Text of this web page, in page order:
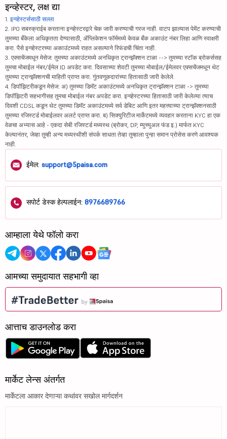
इन्व्हेस्टर, लक्ष द्या
1. इन्व्हेस्टर्ससाठी सल्ला
2. IPO सबस्क्राईब करताना इन्व्हेस्टरद्वारे चेक जारी करण्याची गरज नाही. वाटप झाल्यास पेमेंट करण्याची
तुमच्या बँकेला अधिकृतता देण्यासाठी, ॲप्लिकेशन फॉर्ममध्ये केवळ बँक अकाउंट नंबर लिहा आणि स्वाक्षरी
करा. पैसे इन्व्हेस्टरच्या अकाउंटमध्ये राहत असल्याने रिफंडची चिंता नाही.
3. एक्सचेंजमधून मेसेज: तुमच्या अकाउंटमध्ये अनधिकृत ट्रान्झॅक्शन टाळा --> तुमच्या स्टॉक ब्रोकर्ससह
तुमचा मोबाईल नंबर/ईमेल ID अपडेट करा. दिवसाच्या शेवटी तुमच्या मोबाईल/ईमेलवर एक्सचेंजमधून थेट
तुमच्या ट्रान्झॅक्शनची माहिती प्राप्त करा. गुंतवणूकदारांच्या हितासाठी जारी केलेले.
4. डिपॉझिटरीकडून मेसेज: अ) तुमच्या डिमॅट अकाउंटमध्ये अनधिकृत ट्रान्झॅक्शन टाळा -> तुमच्या
डिपॉझिटरी सहभागीसह तुमचा मोबाईल नंबर अपडेट करा. इन्व्हेस्टरच्या हितासाठी जारी केलेल्या त्याच
दिवशी CDSL कडून थेट तुमच्या डिमॅट अकाउंटमध्ये सर्व डेबिट आणि इतर महत्त्वाच्या ट्रान्झॅक्शनसाठी
तुमच्या रजिस्टर्ड मोबाईलवर अलर्ट प्राप्त करा. ब) सिक्युरिटीज मार्केटमध्ये व्यवहार करताना KYC हा एक
वेळचा अभ्यास आहे - एकदा सेबी रजिस्टर्ड मध्यस्थ (ब्रोकर, DP, म्युच्युअल फंड इ.) मार्फत KYC
केल्यानंतर, जेव्हा तुम्ही अन्य मध्यस्थीशी संपर्क साधता तेव्हा तुम्हाला पुन्हा समान प्रोसेस करणे आवश्यक
नाही.
ईमेल: support@5paisa.com
सपोर्ट डेस्क हेल्पलाईन: 8976689766
आम्हाला येथे फॉलो करा
आमच्या समुदायात सहभागी व्हा
आत्ताच डाउनलोड करा
मार्केट लेन्स अंतर्गत
मार्केटला आकार देणाऱ्या कथांवर सखोल मार्गदर्शन